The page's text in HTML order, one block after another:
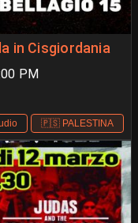
in Cisgiordania
PM
🇵🇸 PALESTINA